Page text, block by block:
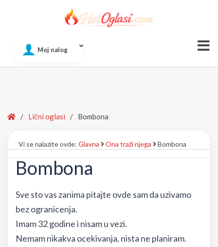
Moj nalog
Home
/ Lični oglasi / Bombona
Vi se nalazite ovde: Glavna Ona traži njega Bombona
Bombona
Sve sto vas zanima pitajte ovde sam da uzivamo
bez ogranicenja.
Imam 32 godine i nisam u vezi.
Nemam nikakva ocekivanja, nista ne planiram.